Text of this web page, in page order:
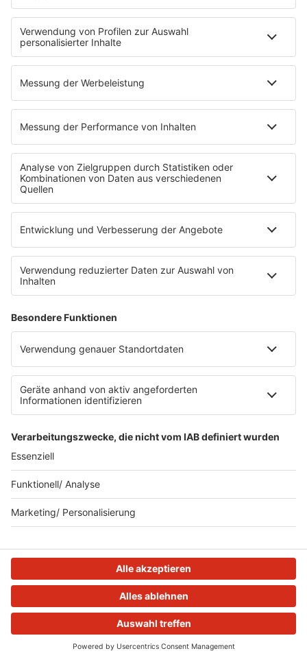
HOME STREAMS MENÜ
MEHR LESEN
PODCAST
Frank Bremser im Schnack mit Menschen aus
Schleswig-Holstein, die sabbeln können und was
zu sagen haben. Im Podcast "Küsten-Köppe"
erzählen sie uns ihre Geschichte.
MEHR LESEN